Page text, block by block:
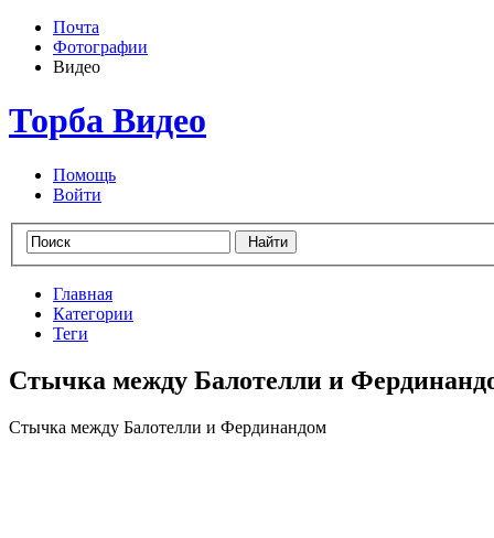
Почта
Фотографии
Видео
Торба Видео
Помощь
Войти
Главная
Категории
Теги
Стычка между Балотелли и
Стычка между Балотелли и Фердинандом